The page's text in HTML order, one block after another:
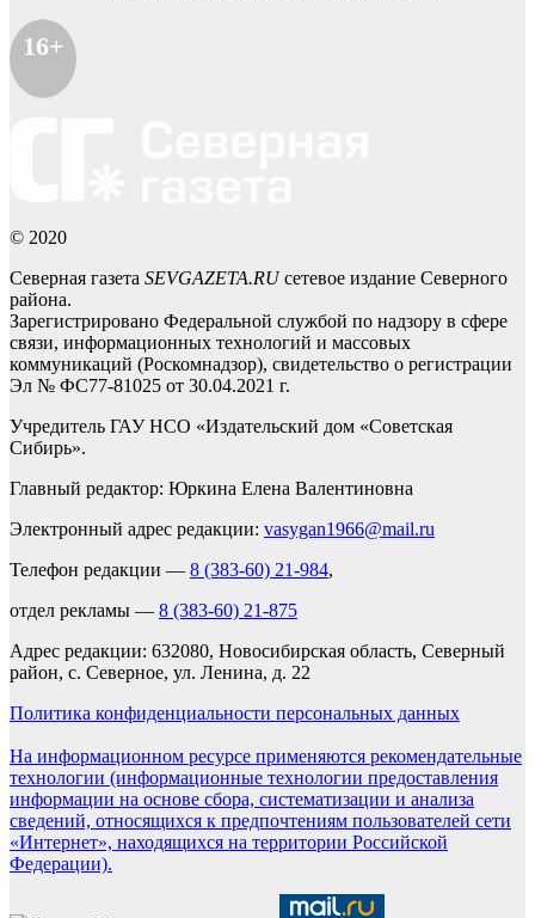
16+
© 2020
Северная газета SEVGAZETA.RUсетевое издание Северного
района.
Зарегистрировано Федеральной службой по надзору в сфере
связи, информационных технологий и массовых
коммуникаций (Роскомнадзор), свидетельство о регистрации
Эл № ФС77-81025 от 30.04.2021 г.
Учредитель ГАУ НСО «Издательский дом «Советская
Сибирь».
Главный редактор: Юркина Елена Валентиновна
Электронный адрес редакции: vasygan1966@mail.ru
Телефон редакции — 8 (383-60) 21-984,
отдел рекламы — 8 (383-60) 21-875
Адрес редакции: 632080, Новосибирская область, Северный
район, с. Северное, ул. Ленина, д. 22
Политика конфиденциальности персональных данных
На информационном ресурсе применяются рекомендательные
технологии (информационные технологии предоставления
информации на основе сбора, систематизации и анализа
сведений, относящихся к предпочтениям пользователей сети
«Интернет», находящихся на территории Российской
Федерации).